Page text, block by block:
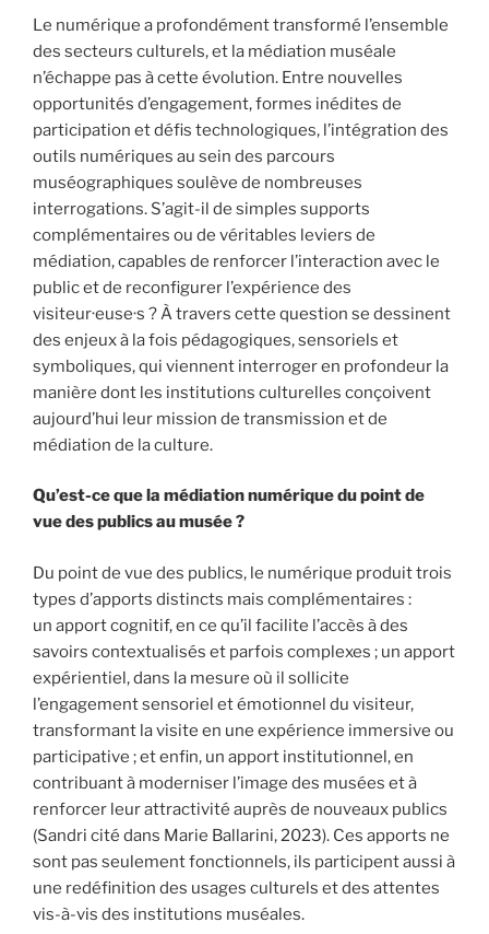
Le numérique a profondément transformé l’ensemble
des secteurs culturels, et la médiation muséale
n’échappe pas à cette évolution. Entre nouvelles
opportunités d’engagement, formes inédites de
participation et défis technologiques, l’intégration des
outils numériques au sein des parcours
muséographiques soulève de nombreuses
interrogations. S’agit-il de simples supports
complémentaires ou de véritables leviers de
médiation, capables de renforcer l’interaction avec le
public et de reconfigurer l’expérience des
visiteur·euse·s ? À travers cette question se dessinent
des enjeux à la fois pédagogiques, sensoriels et
symboliques, qui viennent interroger en profondeur la
manière dont les institutions culturelles conçoivent
aujourd’hui leur mission de transmission et de
médiation de la culture.
Qu’est-ce que la médiation numérique du point de
vue des publics au musée ?
Du point de vue des publics, le numérique produit trois
types d’apports distincts mais complémentaires :
un apport cognitif, en ce qu’il facilite l’accès à des
savoirs contextualisés et parfois complexes ; un apport
expérientiel, dans la mesure où il sollicite
l’engagement sensoriel et émotionnel du visiteur,
transformant la visite en une expérience immersive ou
participative ; et enfin, un apport institutionnel, en
contribuant à moderniser l’image des musées et à
renforcer leur attractivité auprès de nouveaux publics
(Sandri cité dans Marie Ballarini, 2023). Ces apports ne
sont pas seulement fonctionnels, ils participent aussi à
une redéfinition des usages culturels et des attentes
vis-à-vis des institutions muséales.